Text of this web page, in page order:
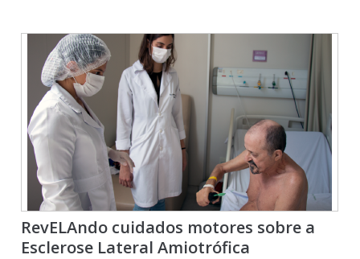
RevELAndo cuidados motores sobre a
Esclerose Lateral Amiotrófica